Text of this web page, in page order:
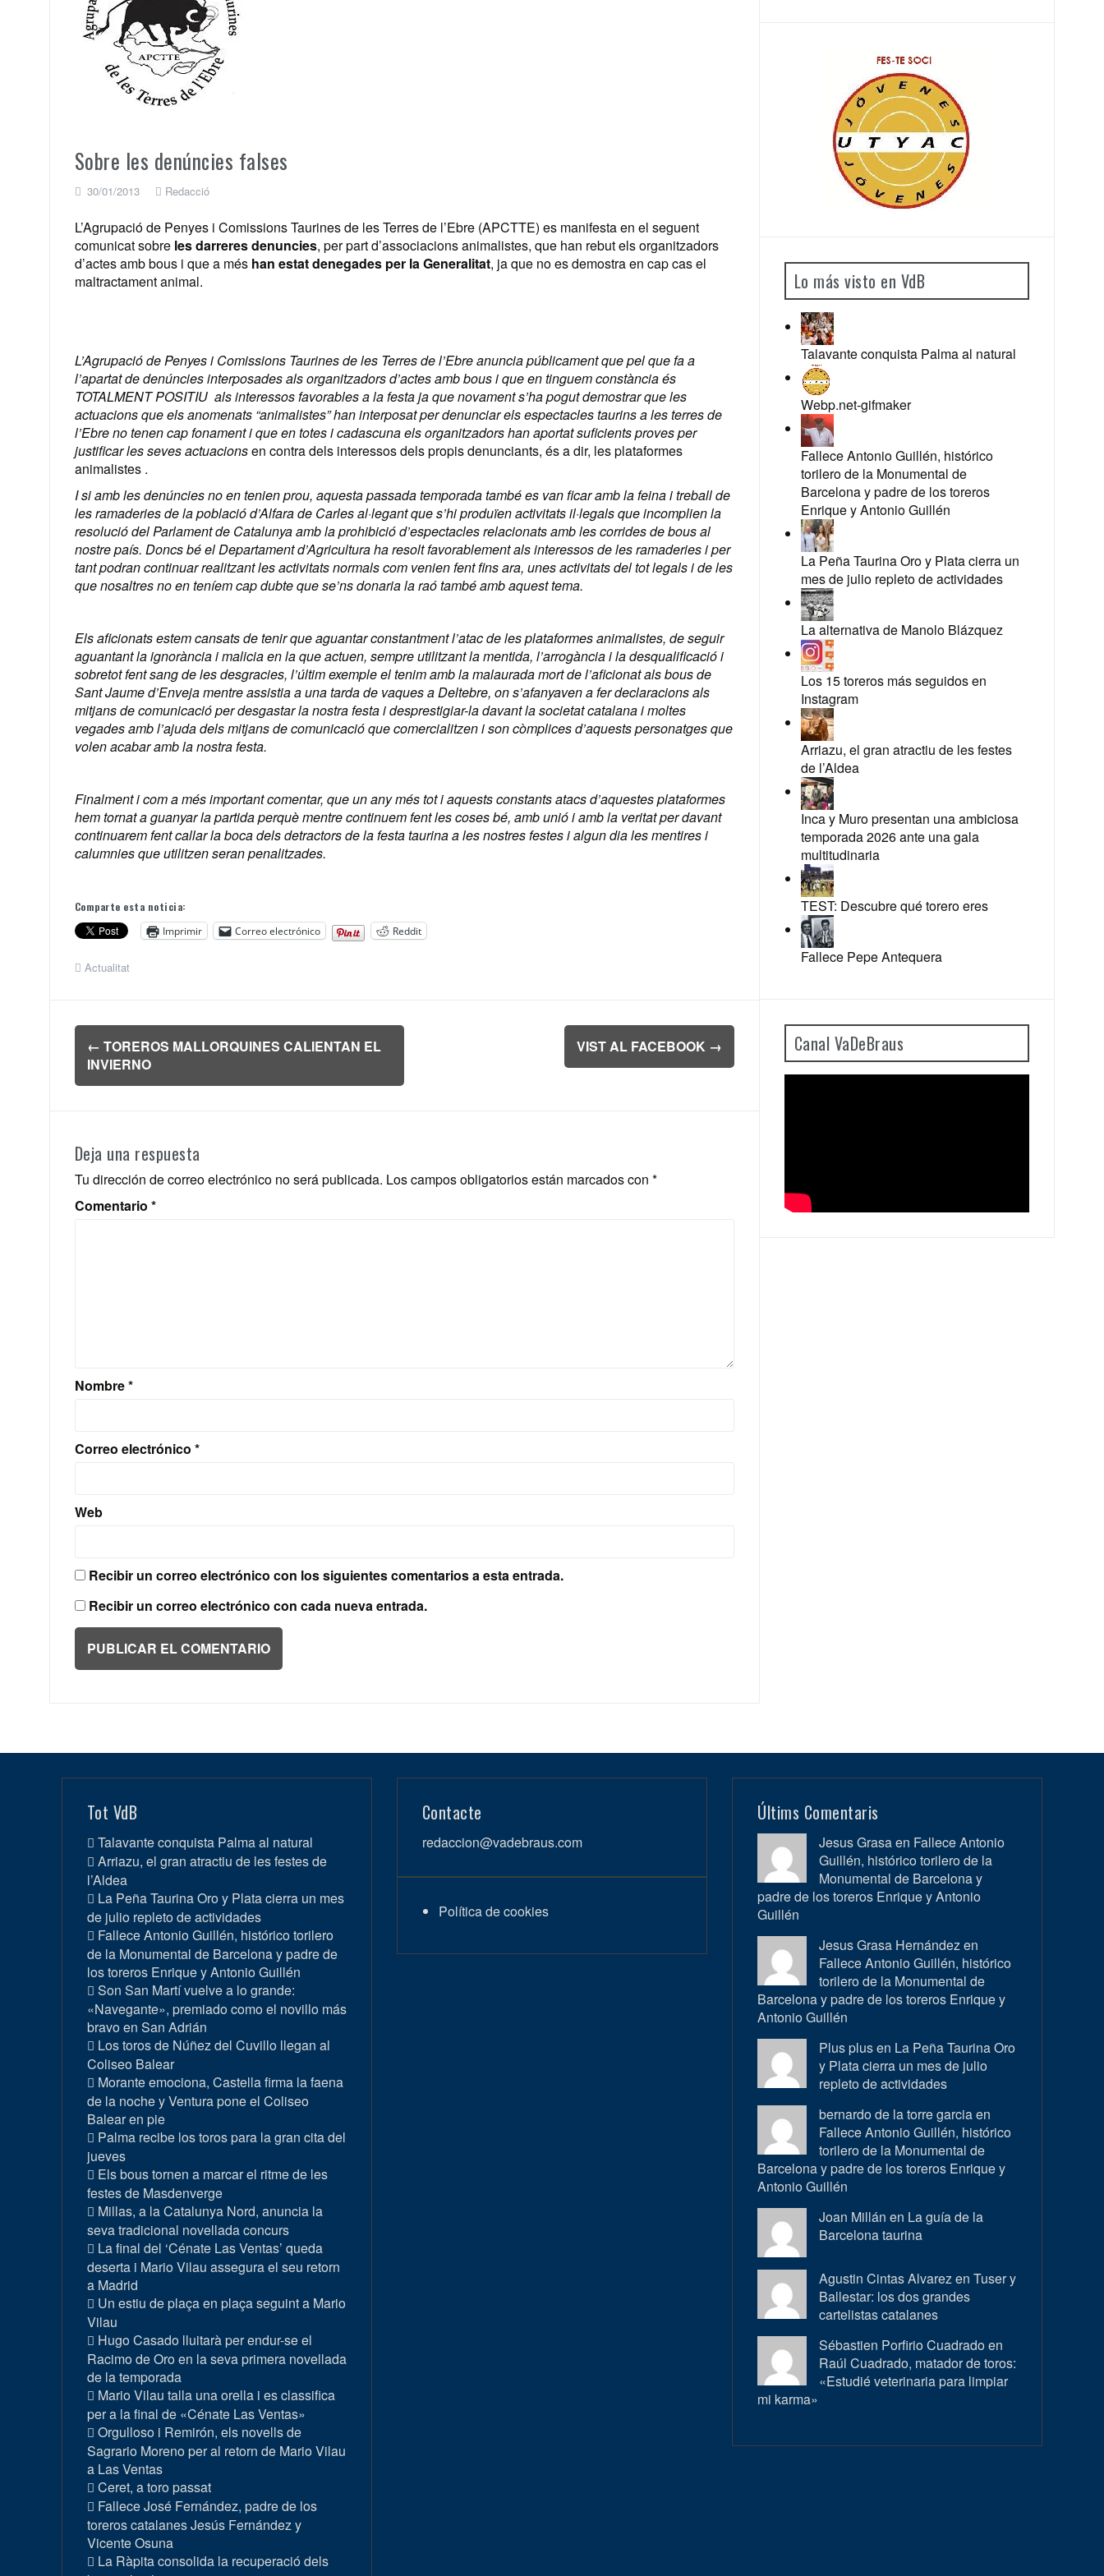
Sobre les denúncies falses
30/01/2013 Redacció
L’Agrupació de Penyes i Comissions Taurines de les Terres de l’Ebre (APCTTE) es manifesta en el seguent
comunicat sobre les darreres denuncies, per part d’associacions animalistes, que han rebut els organitzadors
d’actes amb bous i que a més han estat denegades per la Generalitat, ja que no es demostra en cap cas el
maltractament animal.
L’Agrupació de Penyes i Comissions Taurines de les Terres de l’Ebre anuncia públicament que pel que fa a
l’apartat de denúncies interposades als organitzadors d’actes amb bous i que en tinguem constància és
TOTALMENT POSITIU als interessos favorables a la festa ja que novament s’ha pogut demostrar que les
actuacions que els anomenats “animalistes” han interposat per denunciar els espectacles taurins a les terres de
l’Ebre no tenen cap fonament i que en totes i cadascuna els organitzadors han aportat suficients proves per
justificar les seves actuacionsen contra dels interessos dels propis denunciants, és a dir, les plataformes
animalistes .
I si amb les denúncies no en tenien prou, aquesta passada temporada també es van ficar amb la feina i treball de
les ramaderies de la població d’Alfara de Carles al·legant que s’hi produïen activitats il·legals que incomplien la
resolució del Parlament de Catalunya amb la prohibició d’espectacles relacionats amb les corrides de bous al
nostre país. Doncs bé el Departament d’Agricultura ha resolt favorablement als interessos de les ramaderies i per
tant podran continuar realitzant les activitats normals com venien fent fins ara, unes activitats del tot legals i de les
que nosaltres no en teníem cap dubte que se’ns donaria la raó també amb aquest tema.
Els aficionats estem cansats de tenir que aguantar constantment l’atac de les plataformes animalistes, de seguir
aguantant la ignorància i malicia en la que actuen, sempre utilitzant la mentida, l’arrogància i la desqualificació i
sobretot fent sang de les desgracies, l’últim exemple el tenim amb la malaurada mort de l’aficionat als bous de
Sant Jaume d’Enveja mentre assistia a una tarda de vaques a Deltebre, on s’afanyaven a fer declaracions als
mitjans de comunicació per desgastar la nostra festa i desprestigiar-la davant la societat catalana i moltes
vegades amb l’ajuda dels mitjans de comunicació que comercialitzen i son còmplices d’aquests personatges que
volen acabar amb la nostra festa.
Finalment i com a més important comentar, que un any més tot i aquests constants atacs d’aquestes plataformes
hem tornat a guanyar la partida perquè mentre continuem fent les coses bé, amb unió i amb la veritat per davant
continuarem fent callar la boca dels detractors de la festa taurina a les nostres festes i algun dia les mentires i
calumnies que utilitzen seran penalitzades.
Comparte esta noticia:
Imprimir
Correo electrónico Reddit
Actualitat
Navegación
de
entradas
← TOREROS MALLORQUINES CALIENTAN EL
INVIERNO
VIST AL FACEBOOK →
Deja una respuesta
Tu dirección de correo electrónico no será publicada. Los campos obligatorios están marcados con *
Comentario *
Nombre*
Correo electrónico *
Web
Recibir un correo electrónico con los siguientes comentarios a esta entrada.
Recibir un correo electrónico con cada nueva entrada.
Lo más visto en VdB
Talavante conquista Palma al natural
Webp.net-gifmaker
Fallece Antonio Guillén, histórico
torilero de la Monumental de
Barcelona y padre de los toreros
Enrique y Antonio Guillén
La Peña Taurina Oro y Plata cierra un
mes de julio repleto de actividades
La alternativa de Manolo Blázquez
Los 15 toreros más seguidos en
Instagram
Arriazu, el gran atractiu de les festes
de l’Aldea
Inca y Muro presentan una ambiciosa
temporada 2026 ante una gala
multitudinaria
TEST: Descubre qué torero eres
Fallece Pepe Antequera
Canal VaDeBraus
Tot VdB
Talavante conquista Palma al natural
Arriazu, el gran atractiu de les festes de
l’Aldea
La Peña Taurina Oro y Plata cierra un mes
de julio repleto de actividades
Fallece Antonio Guillén, histórico torilero
de la Monumental de Barcelona y padre de
los toreros Enrique y Antonio Guillén
Son San Martí vuelve a lo grande:
«Navegante», premiado como el novillo más
bravo en San Adrián
Los toros de Núñez del Cuvillo llegan al
Coliseo Balear
Morante emociona, Castella firma la faena
de la noche y Ventura pone el Coliseo
Balear en pie
Palma recibe los toros para la gran cita del
jueves
Els bous tornen a marcar el ritme de les
festes de Masdenverge
Millas, a la Catalunya Nord, anuncia la
seva tradicional novellada concurs
La final del ‘Cénate Las Ventas’ queda
deserta i Mario Vilau assegura el seu retorn
a Madrid
Un estiu de plaça en plaça seguint a Mario
Vilau
Hugo Casado lluitarà per endur-se el
Racimo de Oro en la seva primera novellada
de la temporada
Mario Vilau talla una orella i es classifica
per a la final de «Cénate Las Ventas»
Orgulloso i Remirón, els novells de
Sagrario Moreno per al retorn de Mario Vilau
a Las Ventas
Ceret, a toro passat
Fallece José Fernández, padre de los
toreros catalanes Jesús Fernández y
Vicente Osuna
La Ràpita consolida la recuperació dels
Contacte
redaccion@vadebraus.com
Política de cookies
Últims Comentaris
Jesus Grasa en Fallece Antonio
Guillén, histórico torilero de la
Monumental de Barcelona y
padre de los toreros Enrique y Antonio
Guillén
Jesus Grasa Hernández en
Fallece Antonio Guillén, histórico
torilero de la Monumental de
Barcelona y padre de los toreros Enrique y
Antonio Guillén
Plus plus en La Peña Taurina Oro
y Plata cierra un mes de julio
repleto de actividades
bernardo de la torre garcia en
Fallece Antonio Guillén, histórico
torilero de la Monumental de
Barcelona y padre de los toreros Enrique y
Antonio Guillén
Joan Millán en La guía de la
Barcelona taurina
Agustin Cintas Alvarez enTuser y
Ballestar: los dos grandes
cartelistas catalanes
Sébastien Porfirio Cuadrado en
Raúl Cuadrado, matador de toros:
«Estudié veterinaria para limpiar
mi karma»